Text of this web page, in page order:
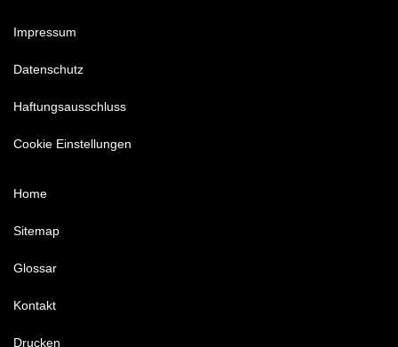
Impressum
Datenschutz
Haftungsausschluss
Cookie Einstellungen
Home
Sitemap
Glossar
Kontakt
Drucken